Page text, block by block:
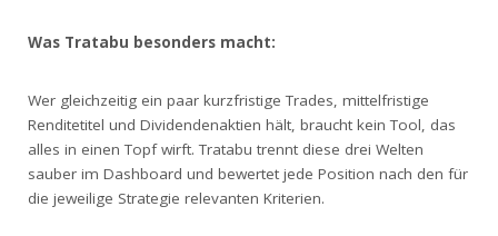
Was Tratabu besonders macht:
Wer gleichzeitig ein paar kurzfristige Trades, mittelfristige
Renditetitel und Dividendenaktien hält, braucht kein Tool, das
alles in einen Topf wirft. Tratabu trennt diese drei Welten
sauber im Dashboard und bewertet jede Position nach den für
die jeweilige Strategie relevanten Kriterien.